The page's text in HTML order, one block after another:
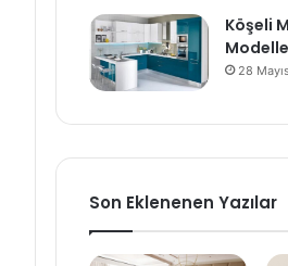
Köşeli
28
Son Eklenenen Yazılar